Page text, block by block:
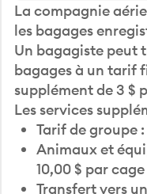
La compagnie
les bagages
Un bagagiste peut
bagages à un tarif
supplément de 3 $
Les services
Tarif de groupe
Animaux et
10,00 $ par cage
Transfert vers